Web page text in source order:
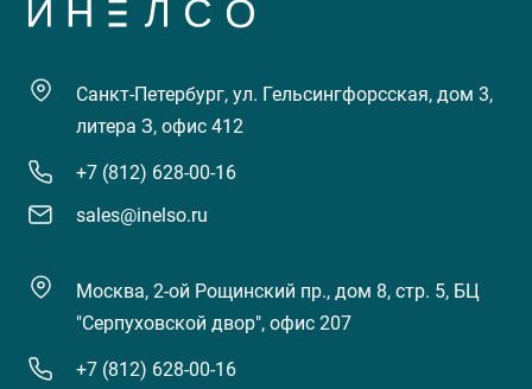
Санкт-Петербург, ул. Гельсингфорсская, дом 3,
литера З, офис 412
+7 (812) 628-00-16
sales@inelso.ru
Москва, 2-ой Рощинский пр., дом 8, стр. 5, БЦ
"Серпуховской двор", офис 207
+7 (812) 628-00-16